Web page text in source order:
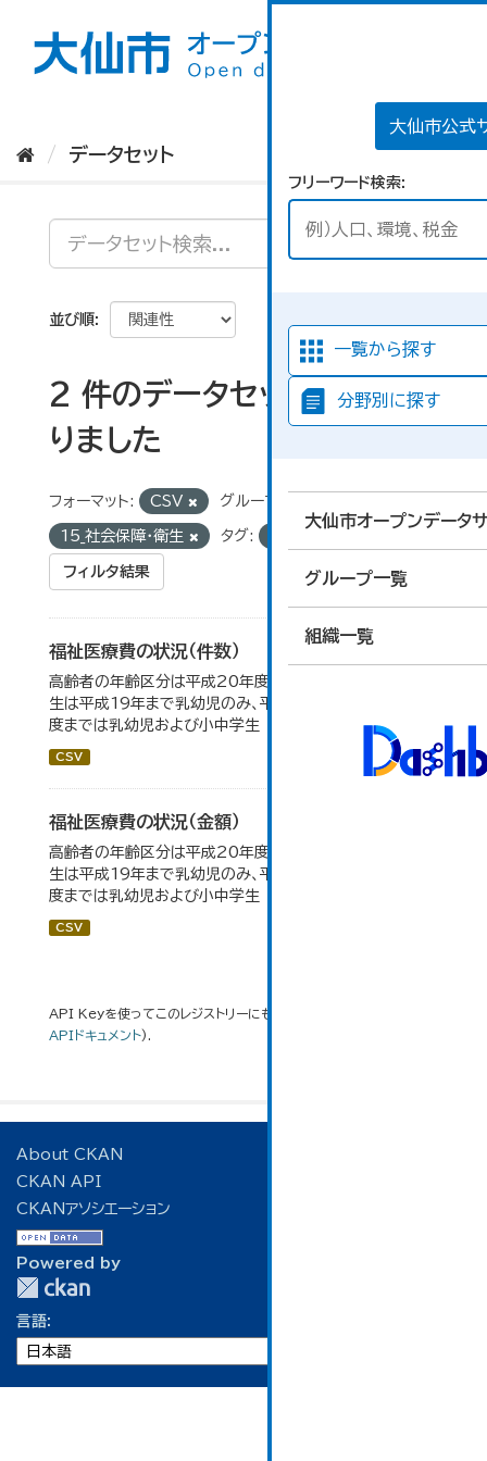
大仙市公式
フリーワード検索
一覧から探す
分野別に探す
大仙市オープンデータ
グループ一覧
組織一覧
データセット
並び順
2 件のデータセットが見つか
りました
フォーマット: CSV グループ:
15_社会保障・衛生 タグ:
フィルタ結果
福祉医療費の状況（件数）
高齢者の年齢区分は平成20年度から変更 乳幼児・小中高
生は平成19年まで乳幼児のみ、平成20年度から令和元年
度までは乳幼児および小中学生
CSV
福祉医療費の状況（金額）
高齢者の年齢区分は平成20年度から変更 乳幼児・小中高
生は平成19年まで乳幼児のみ、平成20年度から令和元年
度までは乳幼児および小中学生
CSV
API Keyを使ってこのレジストリーにもアクセス可能です
APIドキュメント).
About CKAN
CKAN API
CKANアソシエーション
Powered by
言語